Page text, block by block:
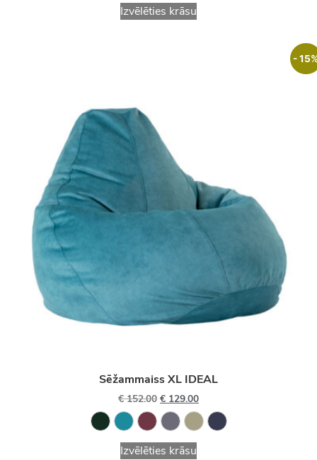
Izvēlēties krāsu
-
Sēžammaiss XL IDEAL
€152.00 € 129.00
Izvēlēties krāsu